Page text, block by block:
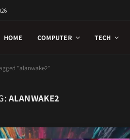
HOME COMPUTER TECH
"alanwake2"
ALANWAKE2